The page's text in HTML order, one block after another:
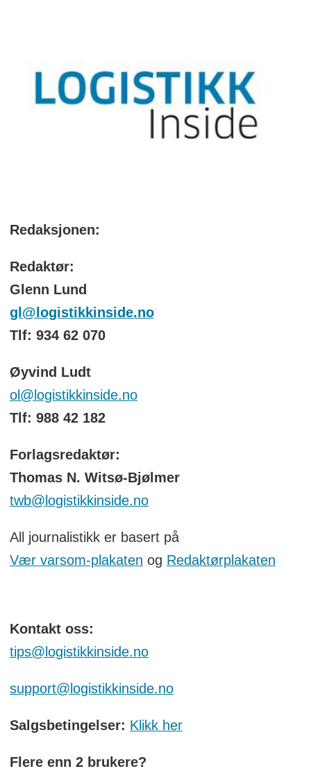
Redaksjonen:
Redaktør:
Glenn Lund
gl@logistikkinside.no
Tlf: 934 62 070
Øyvind Ludt
ol@logistikkinside.no
Tlf: 988 42 182
Forlagsredaktør:
Thomas N. Witsø-Bjølmer
twb@logistikkinside.no
All journalistikk er basert på
Vær varsom-plakaten og Redaktørplakaten
Kontakt oss:
tips@logistikkinside.no
support@logistikkinside.no
Salgsbetingelser: Klikk her
Flere enn 2 brukere?